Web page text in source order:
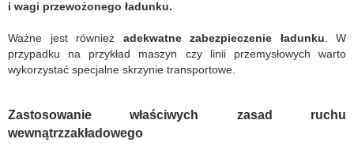
i wagi przewożonego ładunku.
Ważne jest również adekwatne zabezpieczenie ładunku. W
przypadku na przykład maszyn czy linii przemysłowych warto
wykorzystać specjalne skrzynie transportowe.
Zastosowanie właściwych zasad ruchu
wewnątrzzakładowego